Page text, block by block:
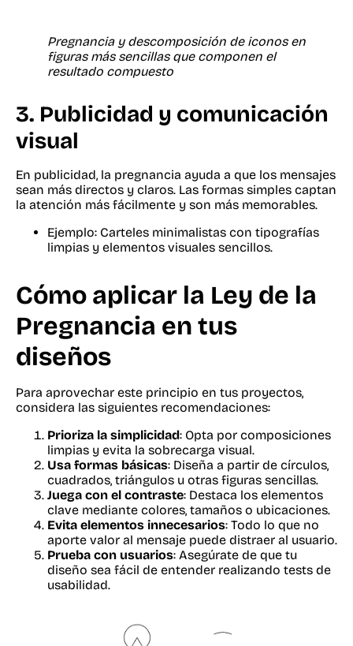
Pregnancia y descomposición de iconos en
figuras más sencillas que componen el
resultado compuesto
3. Publicidad y comunicación
visual
En publicidad, la pregnancia ayuda a que los mensajes
sean más directos y claros. Las formas simples captan
la atención más fácilmente y son más memorables.
Ejemplo: Carteles minimalistas con tipografías
limpias y elementos visuales sencillos.
Cómo aplicar la Ley de la
Pregnancia en tus
diseños
Para aprovechar este principio en tus proyectos,
considera las siguientes recomendaciones:
Prioriza la simplicidad: Opta por composiciones
limpias y evita la sobrecarga visual.
Usa formas básicas: Diseña a partir de círculos,
cuadrados, triángulos u otras figuras sencillas.
Juega con el contraste: Destaca los elementos
clave mediante colores, tamaños o ubicaciones.
Evita elementos innecesarios: Todo lo que no
aporte valor al mensaje puede distraer al usuario.
Prueba con usuarios: Asegúrate de que tu
diseño sea fácil de entender realizando tests de
usabilidad.